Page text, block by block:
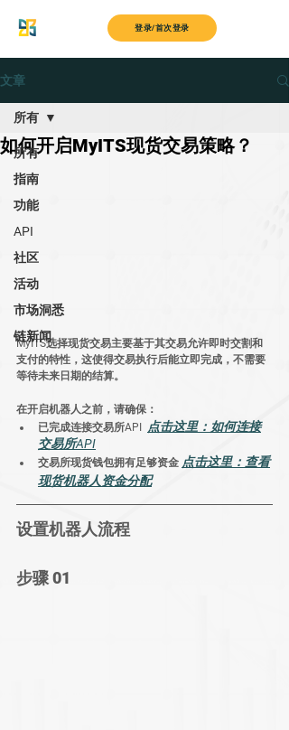
登录/首次登录
文章
所有
指南
功能
API
社区
活动
市场洞悉
链新闻
所有
如何开启MyITS现货交易策略？
MyITS选择现货交易主要基于其交易允许即时交割和
支付的特性，这使得交易执行后能立即完成，不需要
等待未来日期的结算。
在开启机器人之前，请确保：
已完成连接交易所API 点击这里：如何连接
交易所API
交易所现货钱包拥有足够资金 点击这里：查看
现货机器人资金分配
设置机器人流程
步骤 01